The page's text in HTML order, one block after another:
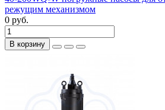
режущим механизмом
0 руб.
В корзину